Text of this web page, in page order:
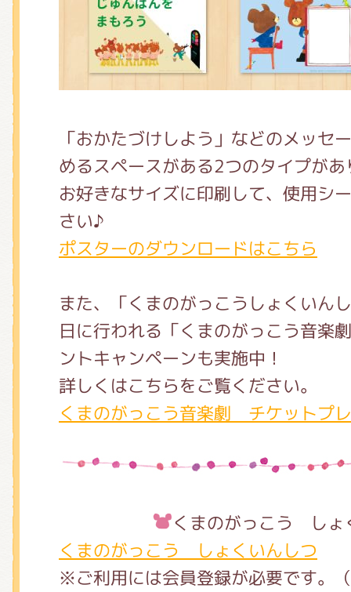
「おかたづけしよう」などのメッセ
めるスペースがある2つのタイプが
お好きなサイズに印刷して、使用シ
さい♪
ポスターのダウンロードはこちら
また、「くまのがっこうしょくいん
日に行われる「くまのがっこう音楽
ントキャンペーンも実施中！
詳しくはこちらをご覧ください。
くまのがっこう音楽劇 チケットプ
くまのがっこう しょ
くまのがっこう しょくいんしつ
※ご利用には会員登録が必要です。
くまのがっこう 家庭科部